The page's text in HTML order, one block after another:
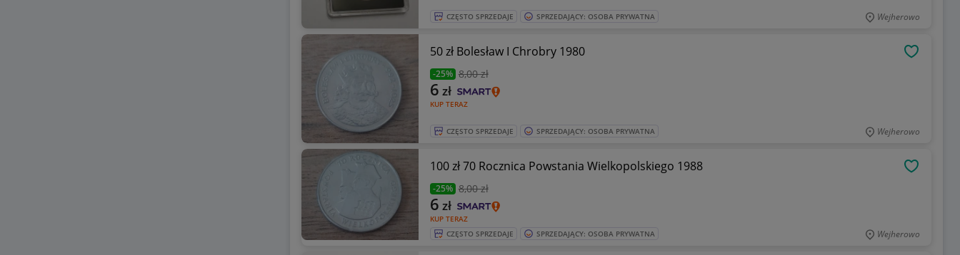
CZĘSTO SPRZEDAJE SPRZEDAJĄCY: OSOBA PRYWATNA Wejherowo
50 zł Bolesław I Chrobry 1980
-25% 8,00 zł
KUP TERAZ
6 zł
CZĘSTO SPRZEDAJE SPRZEDAJĄCY: OSOBA PRYWATNA Wejherowo
100 zł 70 Rocznica Powstania Wielkopolskiego 1988
-25% 8,00 zł
KUP TERAZ
6 zł
CZĘSTO SPRZEDAJE SPRZEDAJĄCY: OSOBA PRYWATNA Wejherowo